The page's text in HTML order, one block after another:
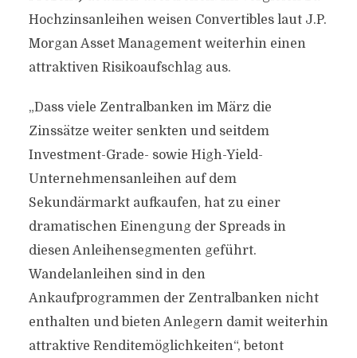
Hochzinsanleihen weisen Convertibles laut J.P.
Morgan Asset Management weiterhin einen
attraktiven Risikoaufschlag aus.
„Dass viele Zentralbanken im März die
Zinssätze weiter senkten und seitdem
Investment-Grade- sowie High-Yield-
Unternehmensanleihen auf dem
Sekundärmarkt aufkaufen, hat zu einer
dramatischen Einengung der Spreads in
diesen Anleihensegmenten geführt.
Wandelanleihen sind in den
Ankaufprogrammen der Zentralbanken nicht
enthalten und bieten Anlegern damit weiterhin
attraktive Renditemöglichkeiten“, betont